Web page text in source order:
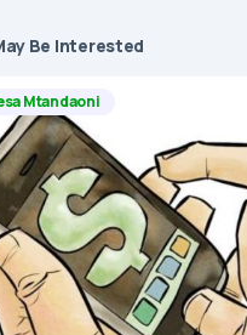
Be Interested
Mtandaoni